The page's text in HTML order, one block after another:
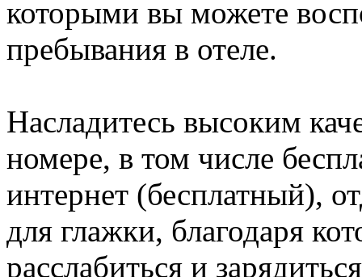
которыми вы можете
пребывания в отеле.
Насладитесь высоким
номере, в том числе
интернет (бесплатный),
для глажки, благодаря
расслабиться и